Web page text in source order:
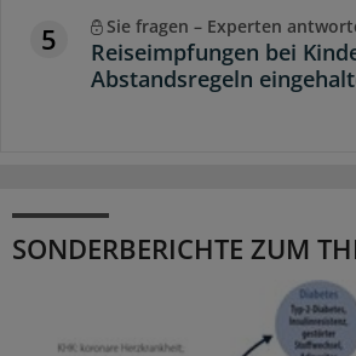
5 Sie fragen – Experten
Reiseimpfungen bei
Abstandsregeln
SONDERBERICHTE ZUM